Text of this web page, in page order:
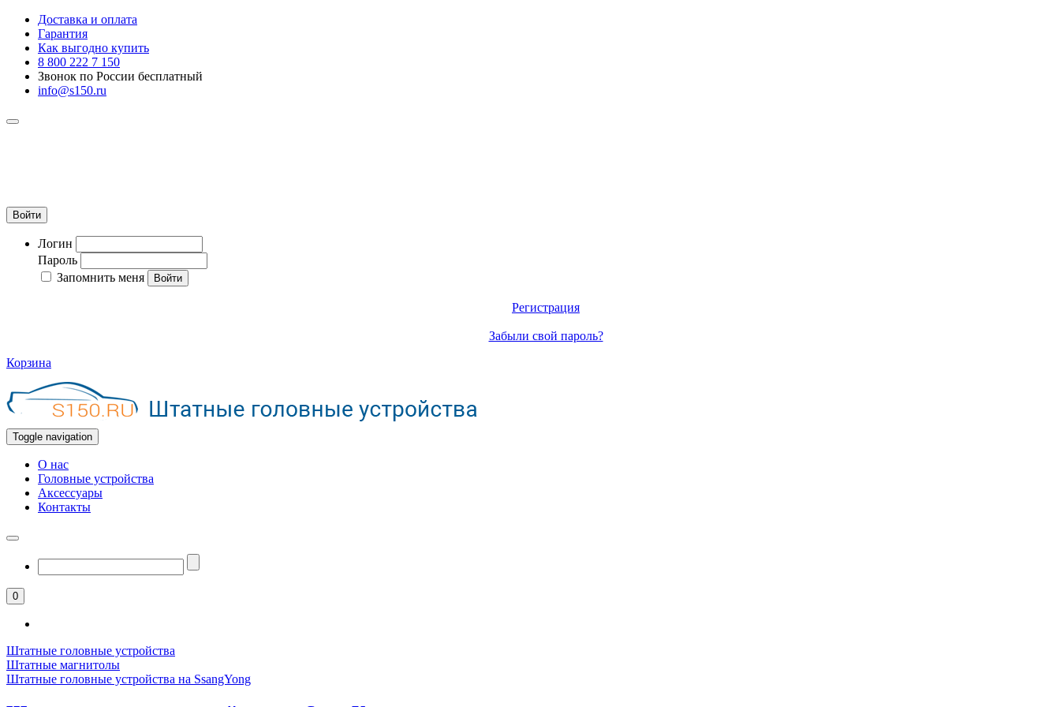
Доставка и оплата
Гарантия
Как выгодно купить
8 800 222 7 150
Звонок по России бесплатный
info@s150.ru
Войти
Логин
Пароль
Запомнить меня
Регистрация
Забыли свой пароль?
Корзина
Toggle navigation
О нас
Головные устройства
Аксессуары
Контакты
0
Штатные головные устройства
Штатные магнитолы
Штатные головные устройства на SsangYong